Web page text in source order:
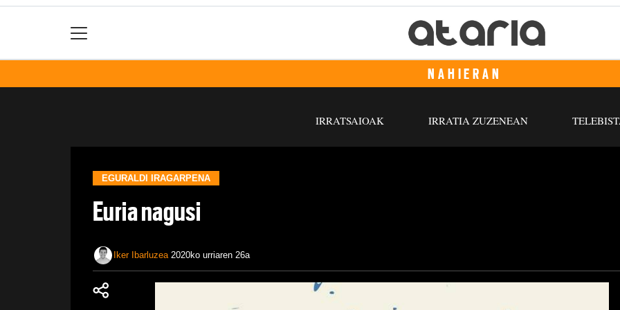
NAHIERAN
IRRATSAIOAK IRRATIA ZUZENEAN
EGURALDI IRAGARPENA
Euria nagusi
Iker Ibarluzea 2020ko urriaren 26a